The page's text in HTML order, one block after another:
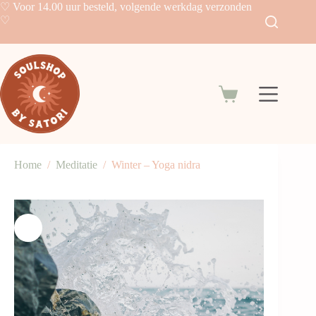
Skip
to
♡ Voor 14.00 uur besteld, volgende werkdag verzonden
♡
Shopping
Home / Meditatie / Winter – Yoga nidra